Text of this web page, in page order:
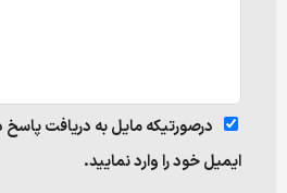
درصورتیکه مایل به دریافت
ایمیل خود را وارد نمایید.